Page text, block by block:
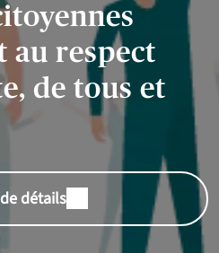
au respect
de tous et
détails